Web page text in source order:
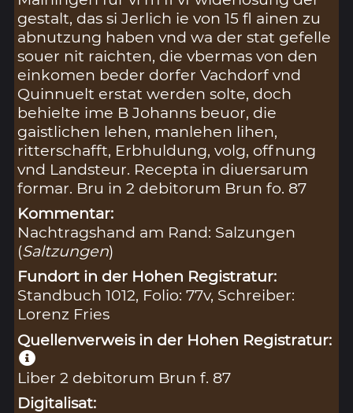
gestalt, das si Jerlich ie von 15 fl ainen zu
abnutzung haben vnd wa der stat gefelle
souer nit raichten, die vbermas von den
einkomen beder dorfer Vachdorf vnd
Quinnuelt erstat werden solte, doch
behielte ime B Johanns beuor, die
gaistlichen lehen, manlehen lihen,
ritterschafft, Erbhuldung, volg, offnung
vnd Landsteur. Recepta in diuersarum
formar. Bru in 2 debitorum Brun fo. 87
Kommentar:
Nachtragshand am Rand: Salzungen
(Saltzungen)
Fundort in der Hohen Registratur:
Standbuch 1012, Folio: 77v, Schreiber:
Lorenz Fries
Quellenverweis in der Hohen Registratur:
Liber 2 debitorum Brun f. 87
Digitalisat: